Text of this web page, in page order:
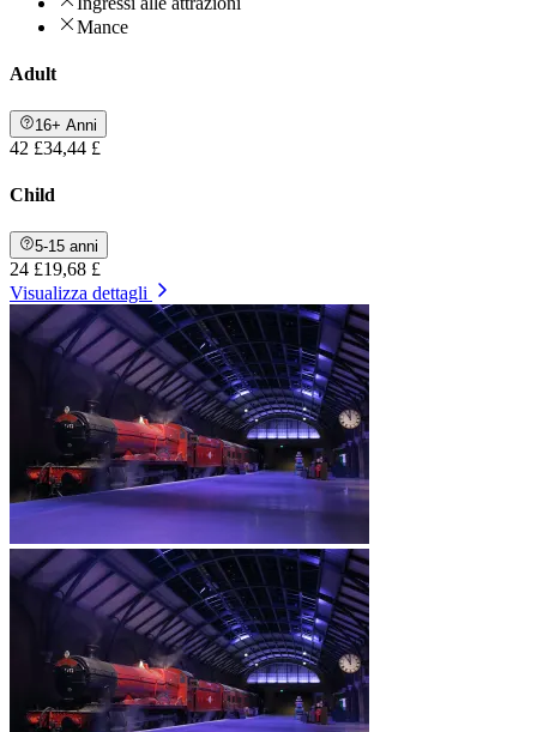
Mance
Adult
16+ Anni
42 £34,44 £
Child
5-15 anni
24 £19,68 £
Visualizza dettagli